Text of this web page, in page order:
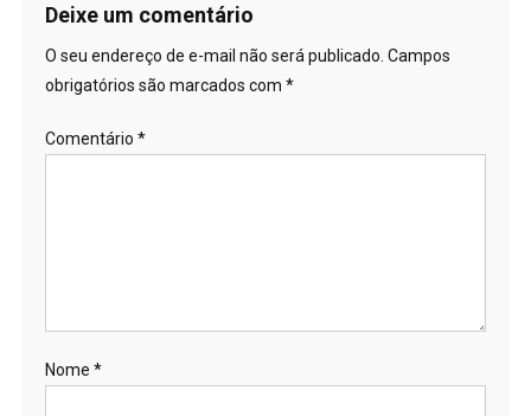
Deixe um comentário
O seu endereço de e-mail não será publicado. Campos
obrigatórios são marcados com *
Comentário *
Nome *